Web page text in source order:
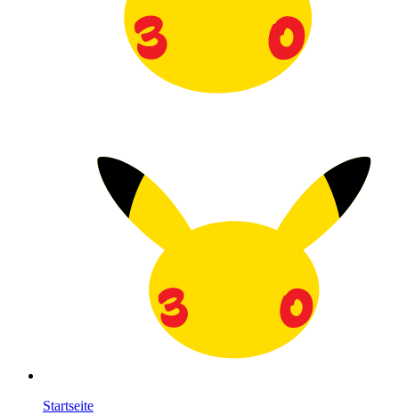
Startseite